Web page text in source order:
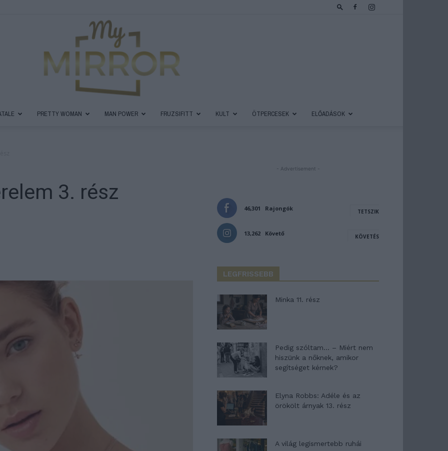
Magazin
PRETTY WOMAN MAN POWER FRUZSIFITT KULT ÖTPERCESEK ELŐADÁSOK
3. rész
- Advertisement -
46,301 Rajongók TETSZIK
13,262 Követő KÖVETÉS
LEGFRISSEBB
Minka 11. rész
Pedig szóltam… – Miért nem
hiszünk a nőknek, amikor
segítséget kérnek?
Elyna Robbs: Adéle és az
örökölt árnyak 13. rész
A világ legismertebb ruhái